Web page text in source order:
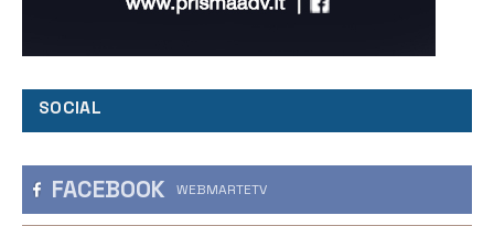
SOCIAL
FACEBOOK WEBMARTETV